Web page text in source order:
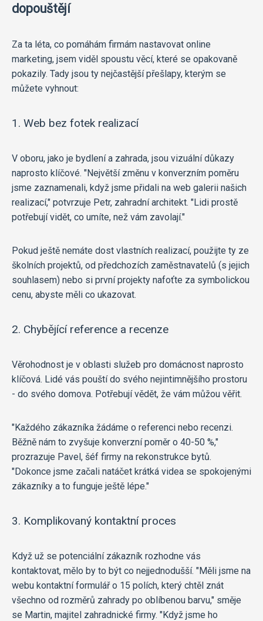
dopouštějí
Za ta léta, co pomáhám firmám nastavovat online
marketing, jsem viděl spoustu věcí, které se opakovaně
pokazily. Tady jsou ty nejčastější přešlapy, kterým se
můžete vyhnout:
1. Web bez fotek realizací
V oboru, jako je bydlení a zahrada, jsou vizuální důkazy
naprosto klíčové. "Největší změnu v konverzním poměru
jsme zaznamenali, když jsme přidali na web galerii našich
realizací," potvrzuje Petr, zahradní architekt. "Lidi prostě
potřebují vidět, co umíte, než vám zavolají."
Pokud ještě nemáte dost vlastních realizací, použijte ty ze
školních projektů, od předchozích zaměstnavatelů (s jejich
souhlasem) nebo si první projekty nafoťte za symbolickou
cenu, abyste měli co ukazovat.
2. Chybějící reference a recenze
Věrohodnost je v oblasti služeb pro domácnost naprosto
klíčová. Lidé vás pouští do svého nejintimnějšího prostoru
- do svého domova. Potřebují vědět, že vám můžou věřit.
"Každého zákazníka žádáme o referenci nebo recenzi.
Běžně nám to zvyšuje konverzní poměr o 40-50 %,"
prozrazuje Pavel, šéf firmy na rekonstrukce bytů.
"Dokonce jsme začali natáčet krátká videa se spokojenými
zákazníky a to funguje ještě lépe."
3. Komplikovaný kontaktní proces
Když už se potenciální zákazník rozhodne vás
kontaktovat, mělo by to být co nejjednodušší. "Měli jsme na
webu kontaktní formulář o 15 polích, který chtěl znát
všechno od rozměrů zahrady po oblíbenou barvu," směje
se Martin, majitel zahradnické firmy. "Když jsme ho